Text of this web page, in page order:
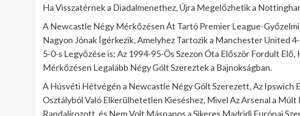
Ha Visszatérnek a Diadalmenethez, Újra Megelőzhetik a
A Newcastle Négy Mérkőzésen Át Tartó Premier League-Győzelmi
Nagyon Jónak Ígérkezik, Amelyhez Tartozik a Manchester United
5-0-s Legyőzése is; Az 1994-95-Ös Szezon Óta Először Fordult
Mérkőzésen Legalább Négy Gólt Szereztek a Bajnokságban.
A Húsvéti Hétvégén a Newcastle Négy Gólt Szerezett, Az Ipswich
Osztályból Való Elkerülhetetlen Kieséshez, Mivel Az Arsenal a
Randalírozott, és Nem Volt Másnapos a Sikeres Madridi Európai